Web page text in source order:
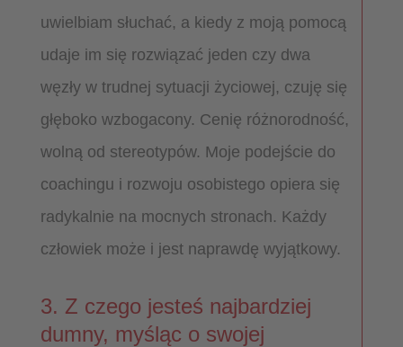
uwielbiam słuchać, a kiedy z moją pomocą
udaje im się rozwiązać jeden czy dwa
węzły w trudnej sytuacji życiowej, czuję się
głęboko wzbogacony. Cenię różnorodność,
wolną od stereotypów. Moje podejście do
coachingu i rozwoju osobistego opiera się
radykalnie na mocnych stronach. Każdy
człowiek może i jest naprawdę wyjątkowy.
3. Z czego jesteś najbardziej
dumny, myśląc o swojej